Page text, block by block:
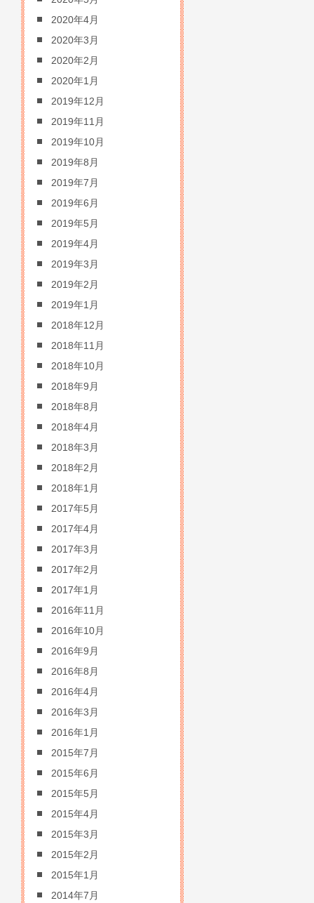
2020年4月
2020年3月
2020年2月
2020年1月
2019年12月
2019年11月
2019年10月
2019年8月
2019年7月
2019年6月
2019年5月
2019年4月
2019年3月
2019年2月
2019年1月
2018年12月
2018年11月
2018年10月
2018年9月
2018年8月
2018年4月
2018年3月
2018年2月
2018年1月
2017年5月
2017年4月
2017年3月
2017年2月
2017年1月
2016年11月
2016年10月
2016年9月
2016年8月
2016年4月
2016年3月
2016年1月
2015年7月
2015年6月
2015年5月
2015年4月
2015年3月
2015年2月
2015年1月
2014年7月